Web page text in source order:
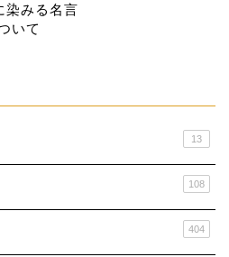
染みる名言
いて
13
108
404